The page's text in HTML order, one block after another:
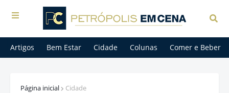
Artigos Bem Estar Cidade Colunas Comer e Beber
Página inicial Cidade